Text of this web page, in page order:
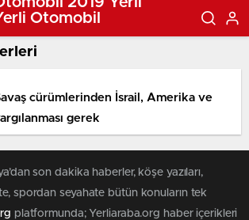
cürümlerinden İsrail, Amerika ve
gerek
son dakika haberler, köşe yazıları,
spordan seyahate bütün konuların tek
platformunda; Yerliaraba.org haber içerikleri